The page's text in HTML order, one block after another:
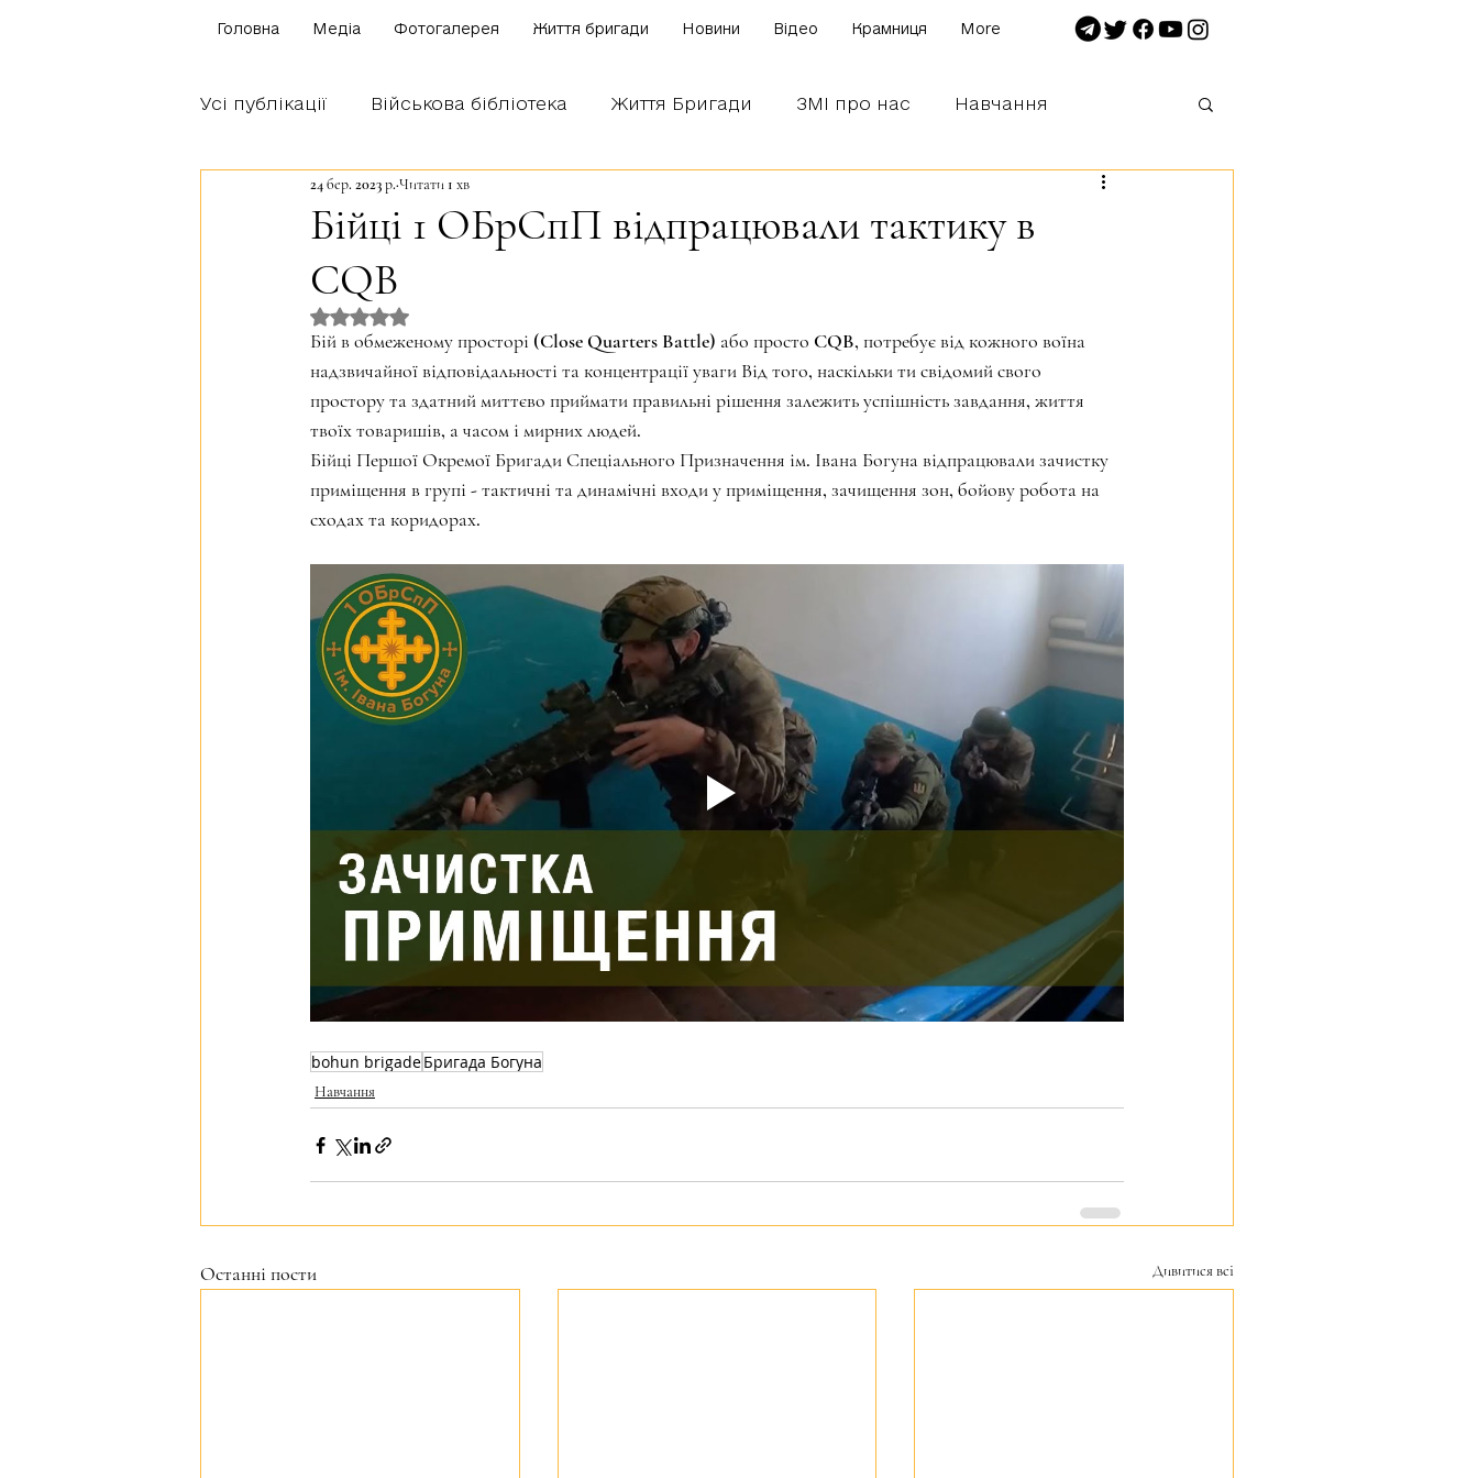
Головна Медіа Фотогалерея Життя бригади Новини Відео Крамниця More
Усі публікації Військова бібліотека Життя Бригади ЗМІ про нас Навчання
Щоденник бійця Блог наших бійців
Братство Богуна
Бійці 1 ОБрСпП відпрацювали тактику в
CQB
24 бер. 2023 р. Читати 1 хв
Оцінка: NaN з 5 зірок.
Бій в обмеженому просторі (Close Quarters Battle) або просто CQB, потребує від кожного воїна
надзвичайної відповідальності та концентрації уваги Від того, наскільки ти свідомий свого
простору та здатний миттєво приймати правильні рішення залежить успішність завдання, життя
твоїх товаришів, а часом і мирних людей.
Бійці Першої Окремої Бригади Спеціального Призначення ім. Івана Богуна відпрацювали зачистку
приміщення в групі - тактичні та динамічні входи у приміщення, зачищення зон, бойову робота на
сходах та коридорах.
bohun brigadeБригада Богуна
Навчання
Останні пости Дивитися всі